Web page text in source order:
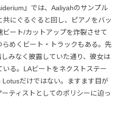
』では、Aaliyahのサンプル
にぐるぐると回し、ピアノをバッ
ート/カットアップを炸裂させて
めくビート・トラックもある。先
みなく披露していた通り、彼女は
る。LAビートをネクストステー
だけではない。ますます目が
ティストとしてのポリシーに迫っ